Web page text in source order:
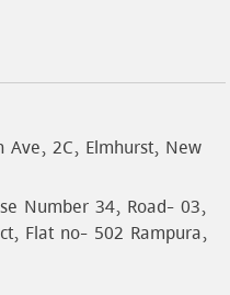
Ave, 2C, Elmhurst, New
Number 34, Road- 03,
Flat no- 502 Rampura,